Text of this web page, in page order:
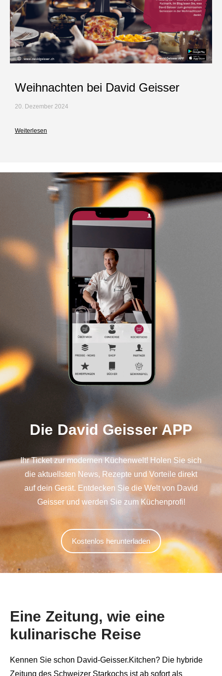
Weihnachten bei David Geisser
20. Dezember 2024
Weiterlesen
Die David Geisser APP
Ihr Ticket zur modernen Küchenwelt! Holen Sie sich
die aktuellsten News, Rezepte und Vorteile direkt
auf dein Gerät. Entdecken Sie die Welt von David
Geisser und werden Sie zum Küchenprofi!
Kostenlos herunterladen
Eine Zeitung, wie eine
kulinarische Reise
Kennen Sie schon David-Geisser.Kitchen? Die hybride
Zeitung des Schweizer Starkochs ist ab sofort als